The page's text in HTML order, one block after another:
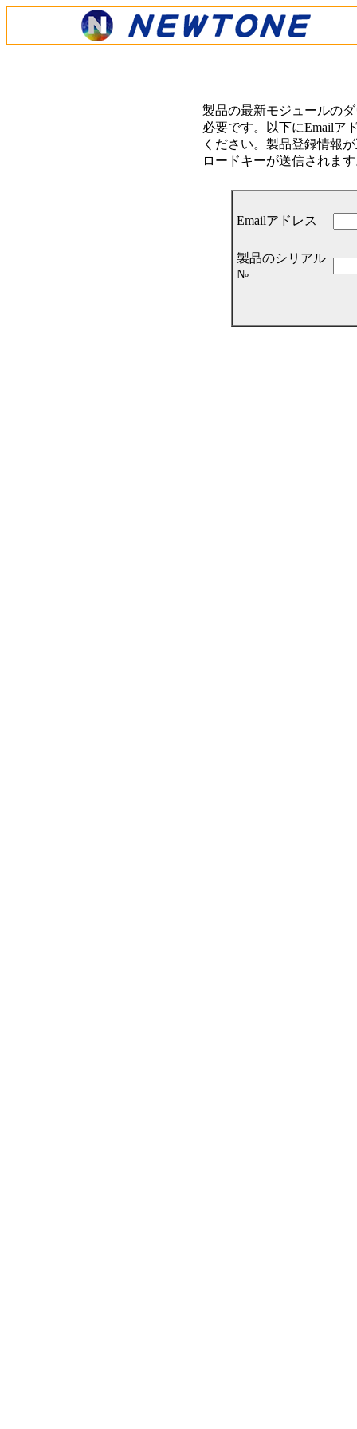
製品の最新モジュールの
必要です。以下にEmailア
ください。製品登録情報
ロードキーが送信されま
Emailアドレス
製品のシリアル
№